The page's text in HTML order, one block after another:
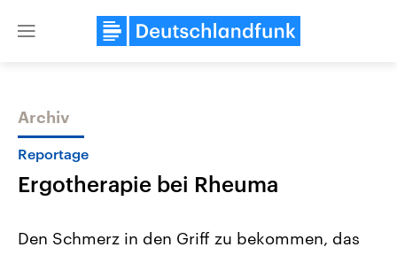
Close
Themen
Archiv
Reportage
Ergotherapie bei Rheuma
Den Schmerz in den Griff zu bekommen, das